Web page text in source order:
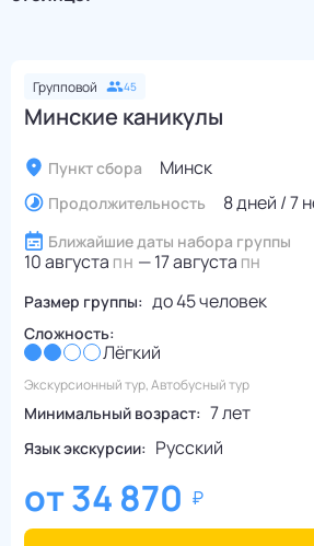
Групповой 45
Минские каникулы
Пункт сбора Минск
Продолжительность 8 дней / 7
Ближайшие даты набора группы
10 августа ПН —17 августа ПН
Размер группы: до45человек
Сложность:
Лёгкий
Экскурсионный тур, Автобусный тур
Минимальный возраст: 7 лет
Язык экскурсии: Русский
от34 870